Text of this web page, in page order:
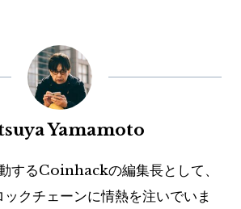
Yamamoto
するCoinhackの編集長として、
クチェーンに情熱を注いでいま